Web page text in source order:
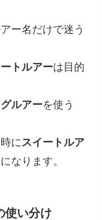
ー名だけで迷う
トルアーは目的
ルアーを使う
に スイートルア
なります。
使い分け